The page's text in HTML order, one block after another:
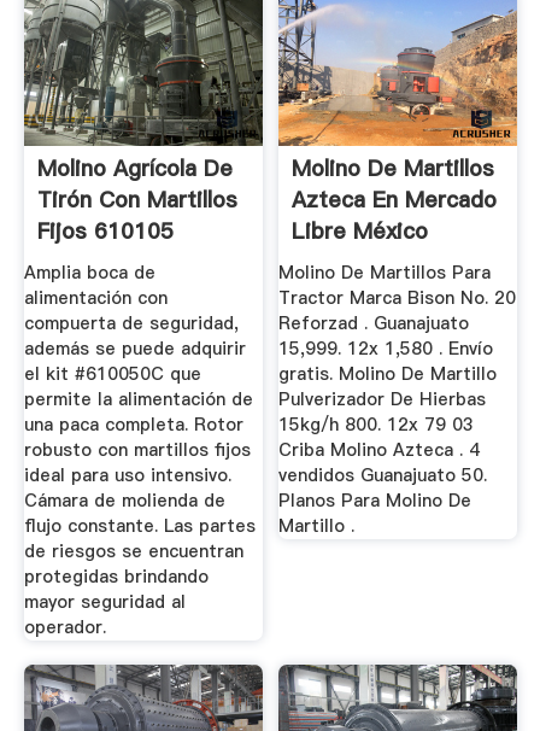
Molino Agrícola De
Tirón Con Martillos
Fijos 610105
Amplia boca de
alimentación con
compuerta de seguridad,
además se puede adquirir
el kit #610050C que
permite la alimentación de
una paca completa. Rotor
robusto con martillos fijos
ideal para uso intensivo.
Cámara de molienda de
flujo constante. Las partes
de riesgos se encuentran
protegidas brindando
mayor seguridad al
operador.
Molino De Martillos
Azteca En Mercado
Libre México
Molino De Martillos Para
Tractor Marca Bison No. 20
Reforzad . Guanajuato
15,999. 12x 1,580 . Envío
gratis. Molino De Martillo
Pulverizador De Hierbas
15kg/h 800. 12x 79 03
Criba Molino Azteca . 4
vendidos Guanajuato 50.
Planos Para Molino De
Martillo .